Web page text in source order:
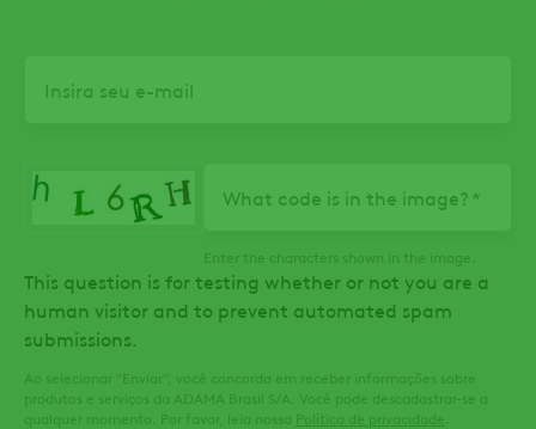
What code is in the image?
Enter the characters shown in the image.
This question is for testing whether or not you are a
human visitor and to prevent automated spam
submissions.
Ao selecionar "Enviar", você concorda em receber informações sobre
produtos e serviços da ADAMA Brasil S/A. Você pode descadastrar-se a
qualquer momento. Por favor, leia nossa Política de privacidade